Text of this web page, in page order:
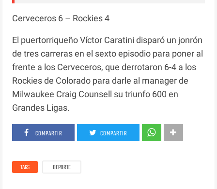
Cerveceros 6 – Rockies 4
El puertorriqueño Víctor Caratini disparó un jonrón
de tres carreras en el sexto episodio para poner al
frente a los Cerveceros, que derrotaron 6-4 a los
Rockies de Colorado para darle al manager de
Milwaukee Craig Counsell su triunfo 600 en
Grandes Ligas.
COMPARTIR COMPARTIR
TAGS DEPORTE